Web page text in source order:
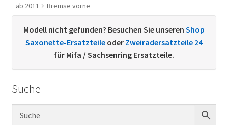
AGB
Datenschutzerklärung
Kontakt
Sachs Ersatzteile
ab 2011
Bremse vorne
Modell nicht gefunden? Besuchen Sie unseren Shop
Saxonette-Ersatzteile oder Zweiradersatzteile 24
für Mifa / Sachsenring Ersatzteile.
Suche